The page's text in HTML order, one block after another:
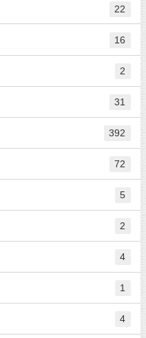
22
16
2
31
392
72
5
2
4
1
4